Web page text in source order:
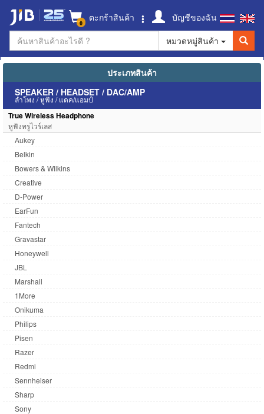
0 ตะกร้าสินค้า
บัญชีของฉัน
หมวดหมู่สินค้า
ประเภทสินค้า
SPEAKER / HEADSET / DAC/AMP
ลำโพง / หูฟัง / แดค/แอมป์
True Wireless Headphone
หูฟังทรูไวร์เลส
Aukey
Belkin
Bowers & Wilkins
Creative
D-Power
EarFun
Fantech
Gravastar
Honeywell
JBL
Marshall
1More
Onikuma
Philips
Pisen
Razer
Redmi
Sennheiser
Sharp
Sony